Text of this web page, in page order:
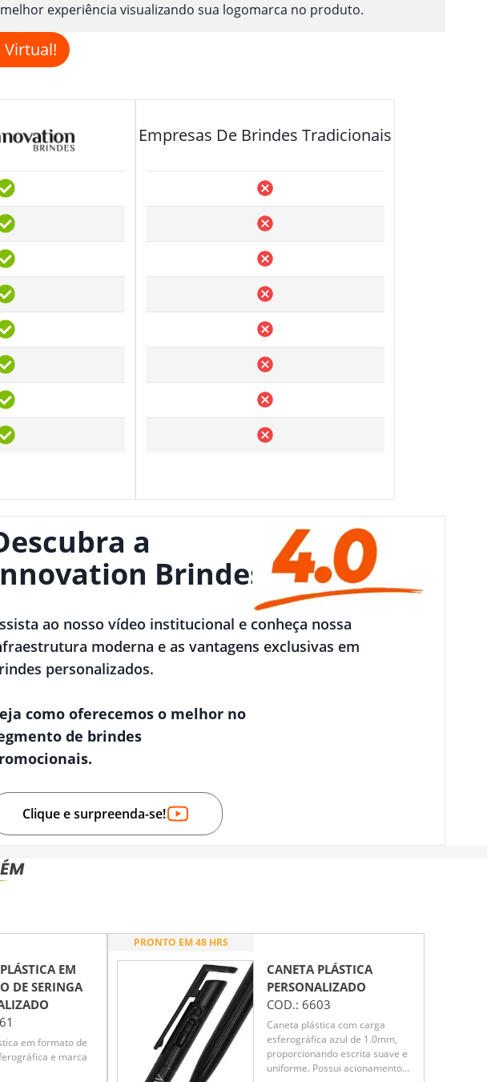
experiência visualizando sua logomarca no produto.
Virtual!
Empresas De Brindes Tradicionais
a
Brindes
ao nosso vídeo institucional e conheça nossa
moderna e as vantagens exclusivas em
personalizados.
como oferecemos o melhor no
de brindes
Clique e surpreenda-se!
EM
DE SERINGA
em formato de
e marca
PRONTO EM 48 HRS
CANETA PLÁSTICA
PERSONALIZADO
COD.: 6603
Caneta plástica com carga
esferográfica azul de 1.0mm,
proporcionando escrita suave e
uniforme. Possui acionamento